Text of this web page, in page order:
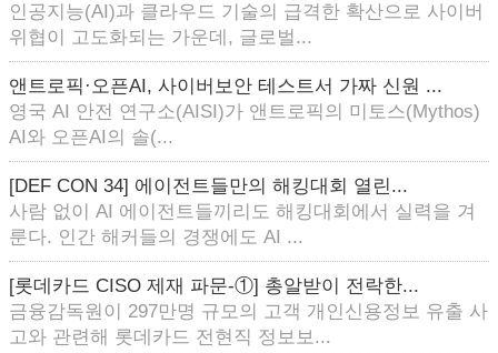
인공지능(AI)과 클라우드 기술의 급격한 확산으로 사이버
위협이 고도화되는 가운데, 글로벌...
앤트로픽·오픈AI, 사이버보안 테스트서 가짜 신원 ...
영국 AI 안전 연구소(AISI)가 앤트로픽의 미토스(Mythos)
AI와 오픈AI의 솔(...
[DEF CON 34] 에이전트들만의 해킹대회 열린...
사람 없이 AI 에이전트들끼리도 해킹대회에서 실력을 겨
룬다. 인간 해커들의 경쟁에도 AI ...
[롯데카드 CISO 제재 파문-①] 총알받이 전락한...
금융감독원이 297만명 규모의 고객 개인신용정보 유출 사
고와 관련해 롯데카드 전현직 정보보...